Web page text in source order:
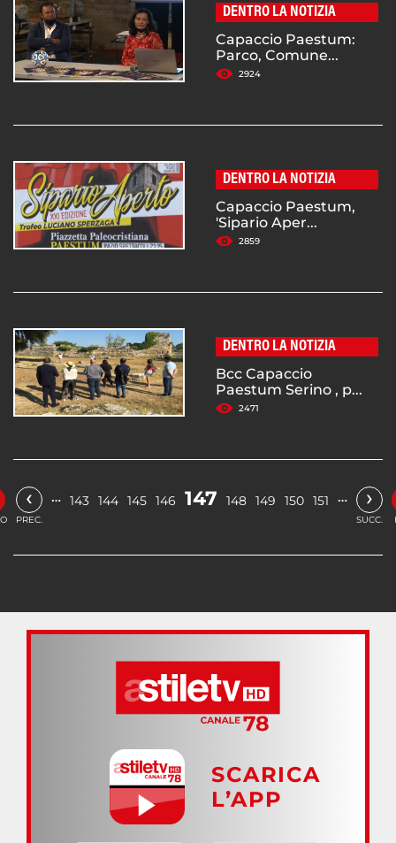
DENTRO LA NOTIZIA
Capaccio Paestum:
Parco, Comune...
2924
DENTRO LA NOTIZIA
Capaccio Paestum,
'Sipario Aper...
2859
DENTRO LA NOTIZIA
Bcc Capaccio
Paestum Serino , p...
2471
‹
PREC.
… 143 144 145 146 147 148 149 150 151 … ›
SUCC.
SCARICA
L’APP